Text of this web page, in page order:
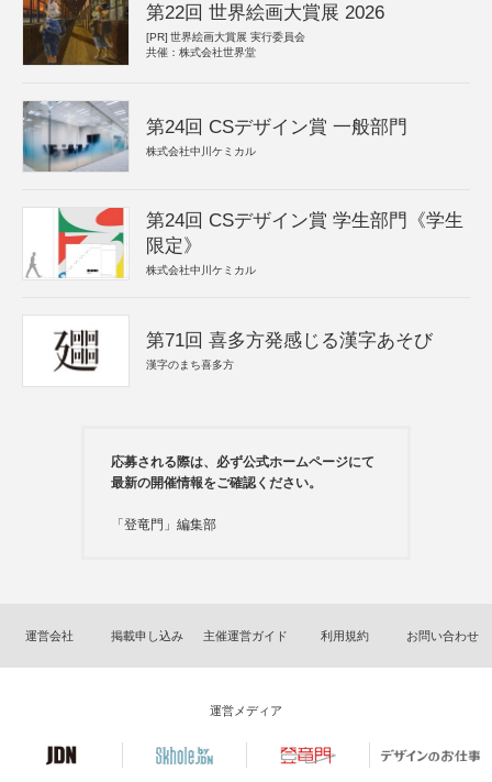
第22回 世界絵画大賞展 2026
[PR] 世界絵画大賞展 実行委員会
共催：株式会社世界堂
第24回 CSデザイン賞 一般部門
株式会社中川ケミカル
第24回 CSデザイン賞 学生部門《学生
限定》
株式会社中川ケミカル
第71回 喜多方発感じる漢字あそび
漢字のまち喜多方
応募される際は、必ず公式ホームページにて
最新の開催情報をご確認ください。
「登竜門」編集部
運営会社 掲載申し込み 主催運営ガイド 利用規約 お問い合わせ
運営メディア